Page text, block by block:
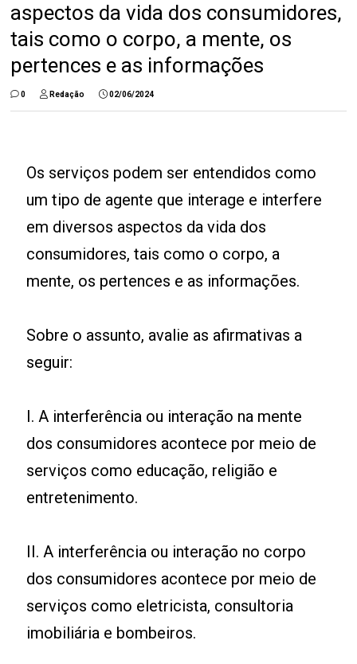
aspectos da vida dos consumidores,
tais como o corpo, a mente, os
pertences e as informações
0 Redação 02/06/2024
Os serviços podem ser entendidos como
um tipo de agente que interage e interfere
em diversos aspectos da vida dos
consumidores, tais como o corpo, a
mente, os pertences e as informações.
Sobre o assunto, avalie as afirmativas a
seguir:
I. A interferência ou interação na mente
dos consumidores acontece por meio de
serviços como educação, religião e
entretenimento.
II. A interferência ou interação no corpo
dos consumidores acontece por meio de
serviços como eletricista, consultoria
imobiliária e bombeiros.